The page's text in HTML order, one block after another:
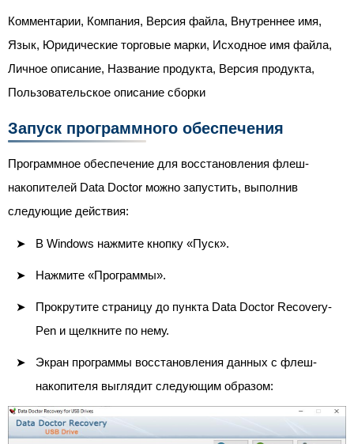
Комментарии, Компания, Версия файла, Внутреннее имя,
Язык, Юридические торговые марки, Исходное имя файла,
Личное описание, Название продукта, Версия продукта,
Пользовательское описание сборки
Запуск программного обеспечения
Программное обеспечение для восстановления флеш-
накопителей Data Doctor можно запустить, выполнив
следующие действия:
В Windows нажмите кнопку «Пуск».
Нажмите «Программы».
Прокрутите страницу до пункта Data Doctor Recovery-
Pen и щелкните по нему.
Экран программы восстановления данных с флеш-
накопителя выглядит следующим образом: